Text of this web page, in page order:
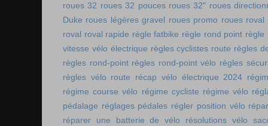
roues 32 roues 32 pouces roues 32" roues
Duke roues légères gravel roues promo roues roval
roval roval rapide règle fatbike règle rond point règle
vitesse vélo électrique règles cyclistes route règles
règles rond-point règles rond-point vélo règles
règles vélo route
récap vélo électrique 2024
régime course vélo régime cycliste régime vélo
pédalage réglages pédales régler position vélo
réparer une batterie de vélo
résolutions vélo